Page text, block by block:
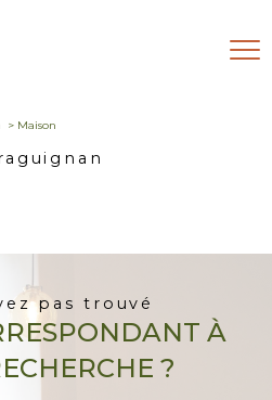
Maison
pas trouvé
À
?